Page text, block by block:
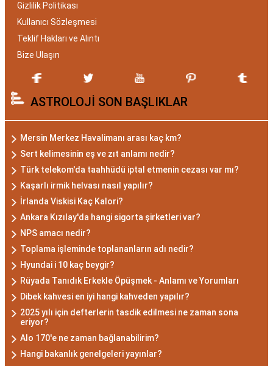
belirlemede etkilidir.
Akrep Burcu Özellikleri:
Gizemli ve Kararlı
Akrep burcu, astrolojide 23 Ekim ile 21 Kasım
tarihleri arasında doğanları ifade eder. Bu
dönemde doğan bireyler genellikle gizemli ve derin
düşünce yapısına sahiptir. Akrep burcunun temel
özellikleri arasında kararlılık, cesaret ve tutku
bulunur. Akrepler, hedeflerine ulaşmak için
kararlılıkla çalışan bireylerdir. Aynı zamanda,
zekalarını ve keskin gözlem yeteneklerini
kullanarak çözüm odaklıdırlar.
Akrep Burcu Erkeği
Özellikleri: Güçlü ve
Karizmatik
Akrep burcu erkeği, genellikle güçlü bir karaktere
ve derin bir içsel güce sahiptir. Karizmatik ve
etkileyici kişilikleriyle dikkat çekerler. Akrep burcu
Gizlilik Politikası
Kullanıcı Sözleşmesi
Teklif Hakları ve Alıntı
Bize Ulaşın
ASTROLOJİ SON BAŞLIKLAR
Mersin Merkez Havalimanı arası kaç km?
Sert kelimesinin eş ve zıt anlamı nedir?
Türk telekom'da taahhüdü iptal etmenin cezası var mı?
Kaşarlı irmik helvası nasıl yapılır?
İrlanda Viskisi Kaç Kalori?
Ankara Kızılay'da hangi sigorta şirketleri var?
NPS amacı nedir?
Toplama işleminde toplananların adı nedir?
Hyundai i 10 kaç beygir?
Rüyada Tanıdık Erkekle Öpüşmek - Anlamı ve Yorumları
Dibek kahvesi en iyi hangi kahveden yapılır?
2025 yılı için defterlerin tasdik edilmesi ne zaman sona
eriyor?
Alo 170'e ne zaman bağlanabilirim?
Hangi bakanlık genelgeleri yayınlar?